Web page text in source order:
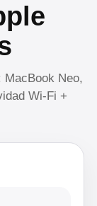
MacBook Neo,
Wi-Fi +